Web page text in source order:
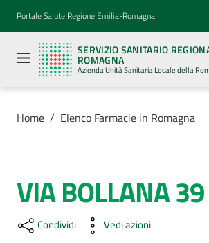
Vai al contenuto
Vai alla navigazione
Vai al footer
Portale Salute Regione Emilia-Romagna
SERVIZIO SANITARIO
ROMAGNA
Azienda Unità Sanitaria Locale della
Sanitario
Regionale
Emilia-
Romagna
Azienda
Sanitaria
Locale della
Azienda
Servizi
Home / Elenco Farmacie in Romagna
Salta al contenuto
VIA BOLLANA 39
Condividi Vedi azioni